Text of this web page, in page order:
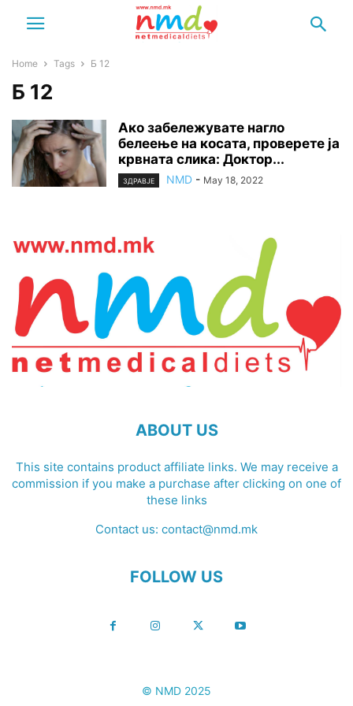
Home Tags Б 12
Б 12
Ако забележувате нагло
белеење на косата, проверете ја
крвната слика: Доктор...
ЗДРАВЈЕ NMD - May 18, 2022
ABOUT US
This site contains product affiliate links. We may receive a
commission if you make a purchase after clicking on one of
these links
Contact us: contact@nmd.mk
FOLLOW US
© NMD 2025